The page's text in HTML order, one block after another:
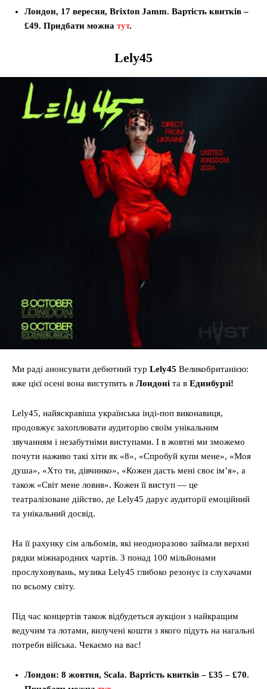
Лондон, 17 вересня, Brixton Jamm. Вартість квитків –
£49. Придбати можна тут.
Lely45
Ми раді анонсувати дебютний тур Lely45 Великобританією:
вже цієї осені вона виступить в Лондоні та в Единбурзі!
Lely45, найяскравіша українська інді-поп виконавиця,
продовжує захоплювати аудиторію своїм унікальним
звучанням і незабутніми виступами. І в жовтні ми зможемо
почути наживо такі хіти як «8», «Спробуй купи мене», «Моя
душа», «Хто ти, дівчинко», «Кожен дасть мені своє ім’я», а
також «Світ мене ловив». Кожен її виступ — це
театралізоване дійство, де Lely45 дарує аудиторії емоційний
та унікальний досвід.
На її рахунку сім альбомів, які неодноразово займали верхні
рядки міжнародних чартів. З понад 100 мільйонами
прослуховувань, музика Lely45 глибоко резонує із слухачами
по всьому світу.
Під час концертів також відбудеться аукціон з найкращим
ведучим та лотами, вилучені кошти з якого підуть на нагальні
потреби війська. Чекаємо на вас!
Лондон: 8 жовтня, Scala. Вартість квитків – £35 – £70.